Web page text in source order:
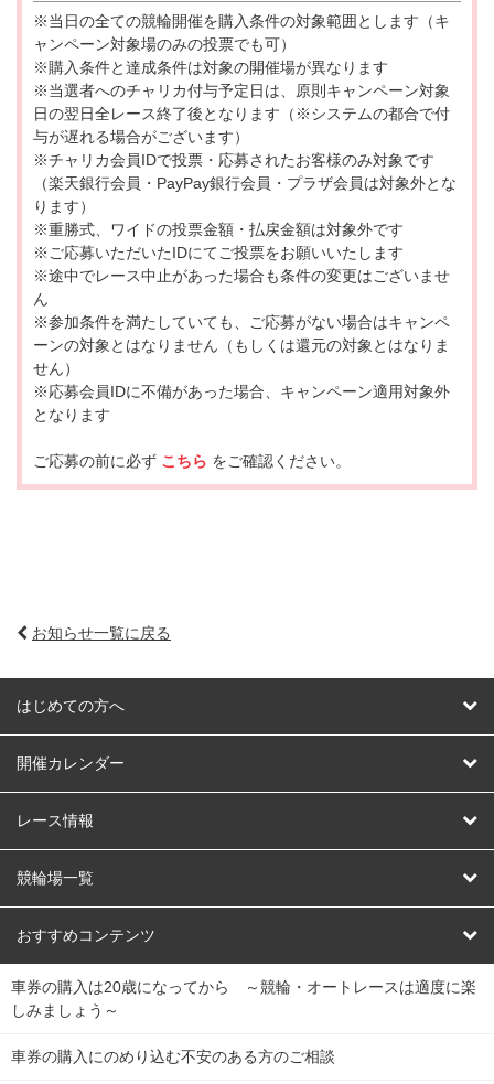
※当日の全ての競輪開催を購入条件の対象範囲とします（キ
ャンペーン対象場のみの投票でも可）
※購入条件と達成条件は対象の開催場が異なります
※当選者へのチャリカ付与予定日は、原則キャンペーン対象
日の翌日全レース終了後となります（※システムの都合で付
与が遅れる場合がございます）
※チャリカ会員IDで投票・応募されたお客様のみ対象です
（楽天銀行会員・PayPay銀行会員・プラザ会員は対象外とな
ります）
※重勝式、ワイドの投票金額・払戻金額は対象外です
※ご応募いただいたIDにてご投票をお願いいたします
※途中でレース中止があった場合も条件の変更はございませ
ん
※参加条件を満たしていても、ご応募がない場合はキャンペ
ーンの対象とはなりません（もしくは還元の対象とはなりま
せん）
※応募会員IDに不備があった場合、キャンペーン適用対象外
となります
ご応募の前に必ず こちら をご確認ください。
お知らせ一覧に戻る
はじめての方へ
はじめての方へ
開催カレンダー
競輪
オートレース
競輪くじ
Dokanto!
チャリロトプラザ
レース情報
レース予想
レース結果
キャリーオーバー一覧
競輪場一覧
北日本 函館競輪場
関
東
弥彦競輪場 前橋競輪場 取手競輪場 宇都宮競輪場
おすすめコンテンツ
競輪選手情報
Perfecta Navi
車券の購入は20歳になってから ～競輪・オートレースは適度に楽
しみましょう～
車券の購入にのめり込む不安のある方のご相談